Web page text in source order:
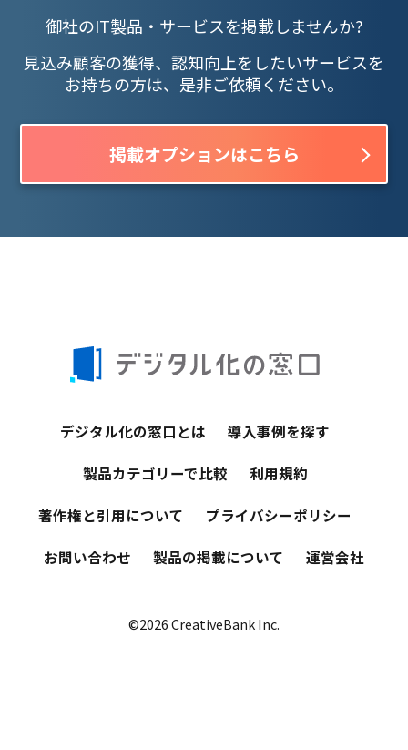
御社のIT製品・サービスを掲載しませんか?
見込み顧客の獲得、認知向上をしたいサービスを
お持ちの方は、是非ご依頼ください。
掲載オプションはこちら
デジタル化の窓口とは 導入事例を探す
製品カテゴリーで比較 利用規約
著作権と引用について プライバシーポリシー
お問い合わせ 製品の掲載について 運営会社
©2026 CreativeBank Inc.